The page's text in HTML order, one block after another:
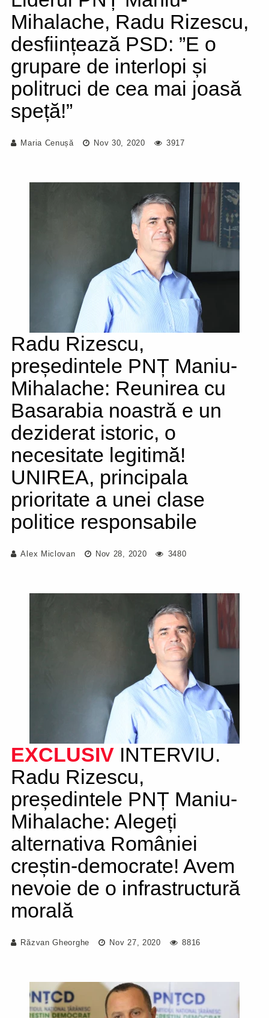
Mihalache, Radu Rizescu,
desființează PSD: ”E o
grupare de interlopi și
politruci de cea mai joasă
speță!”
Maria Cenușă Nov 30, 2020 3917
Radu Rizescu,
președintele PNȚ Maniu-
Mihalache: Reunirea cu
Basarabia noastră e un
deziderat istoric, o
necesitate legitimă!
UNIREA, principala
prioritate a unei clase
politice responsabile
Alex Miclovan Nov 28, 2020 3480
EXCLUSIV INTERVIU.
Radu Rizescu,
președintele PNȚ Maniu-
Mihalache: Alegeți
alternativa României
creștin-democrate! Avem
nevoie de o infrastructură
morală
Răzvan Gheorghe Nov 27, 2020 8816